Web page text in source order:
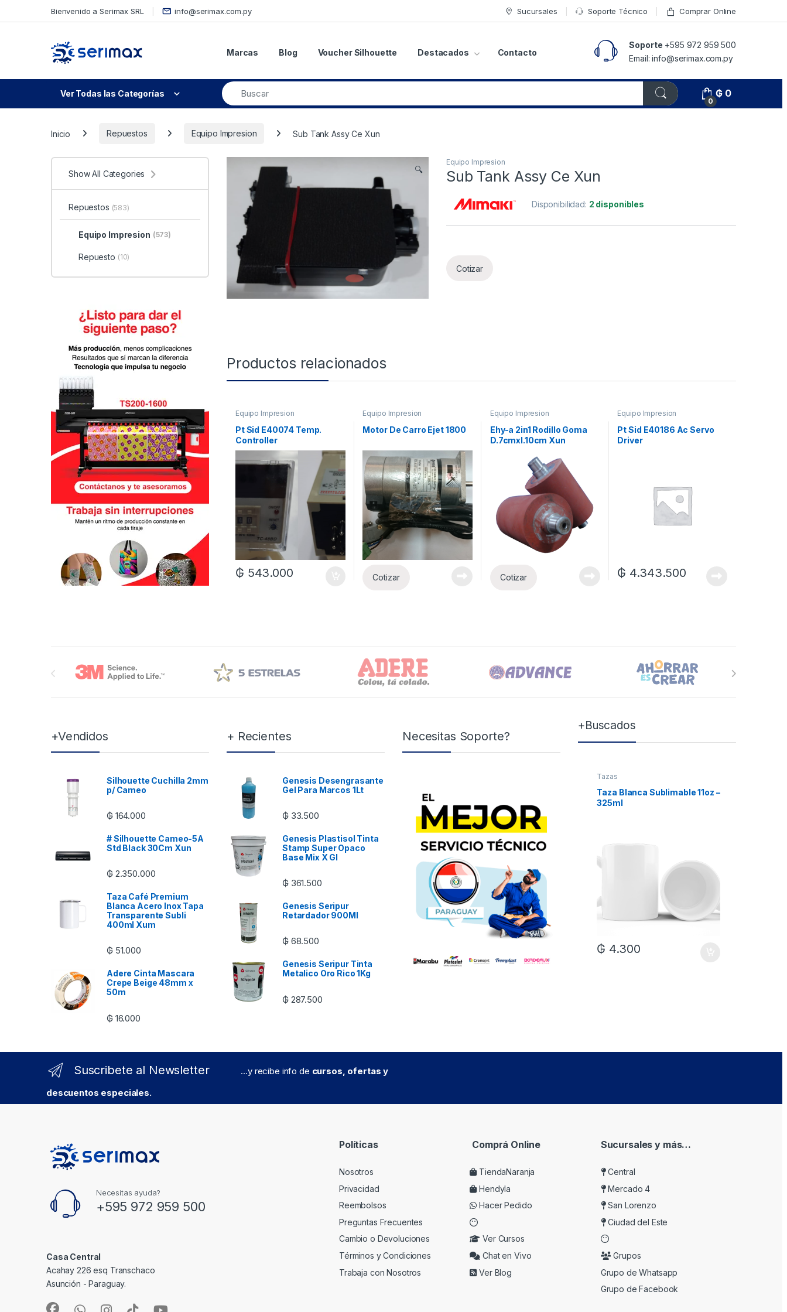
Bienvenido a Serimax SRL info@serimax.com.py Sucursales Soporte Técnico Comprar Online
Marcas Blog Voucher Silhouette Destacados Contacto
Soporte +595 972 959 500
Email: info@serimax.com.py
Ver Todas las Categorías
0
₲ 0
Inicio Repuestos Equipo Impresion Sub Tank Assy Ce Xun
🔍
Equipo Impresion
Sub Tank Assy Ce Xun
Disponibilidad: 2 disponibles
Cotizar
Productos relacionados
Equipo Impresion
Pt Sid E40074 Temp.
Controller
₲ 543.000
Equipo Impresion
Motor De Carro Ejet 1800
Cotizar
Equipo Impresion
Ehy-a 2in1 Rodillo Goma
D.7cmxl.10cm Xun
Cotizar
Equipo Impresion
Pt Sid E40186 Ac Servo
Driver
₲ 4.343.500
Show All Categories
Repuestos (583)
Equipo Impresion (573)
Repuesto (10)
+Vendidos
Silhouette Cuchilla 2mm
p/ Cameo
₲ 164.000
# Silhouette Cameo-5A
Std Black 30Cm Xun
₲ 2.350.000
Taza Café Premium
Blanca Acero Inox Tapa
Transparente Subli
400ml Xum
₲ 51.000
Adere Cinta Mascara
Crepe Beige 48mm x
50m
₲ 16.000
+ Recientes
Genesis Desengrasante
Gel Para Marcos 1Lt
₲ 33.500
Genesis Plastisol Tinta
Stamp Super Opaco
Base Mix X Gl
₲ 361.500
Genesis Seripur
Retardador 900Ml
₲ 68.500
Genesis Seripur Tinta
Metalico Oro Rico 1Kg
₲ 287.500
Necesitas Soporte?
+Buscados
Tazas
Taza Blanca Sublimable 11oz –
325ml
₲ 4.300
Suscribete al Newsletter ...y recibe info de cursos, ofertas y
descuentos especiales.
Necesitas ayuda?
+595 972 959 500
Casa Central
Acahay 226 esq Transchaco
Asunción - Paraguay.
Políticas
Nosotros
Privacidad
Reembolsos
Preguntas Frecuentes
Cambio o Devoluciones
Términos y Condiciones
Trabaja con Nosotros
Comprá Online
TiendaNaranja
Hendyla
Hacer Pedido
Ver Cursos
Chat en Vivo
Ver Blog
Sucursales y más…
Central
Mercado 4
San Lorenzo
Ciudad del Este
Grupos
Grupo de Whatsapp
Grupo de Facebook